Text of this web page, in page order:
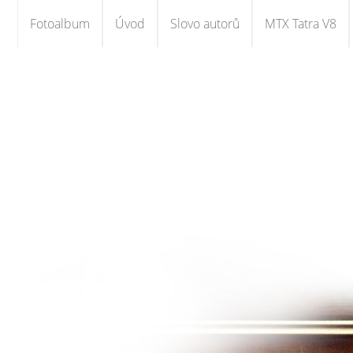
Fotoalbum Úvod Slovo autorů MTX Tatra V8